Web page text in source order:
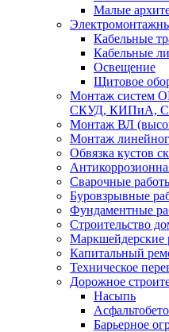
Малые
Кабельные
Кабельные
Освещение
Щитовое
Монтаж
СКУД, КИПиА,
Монтаж ВЛ
Монтаж
Обвязка кустов
Сварочные
Буровзрывные
Фундаментные
Строительство
Маркшейдерские
Капитальный
Техническое
Дорожное
Насыпь
Барьерное